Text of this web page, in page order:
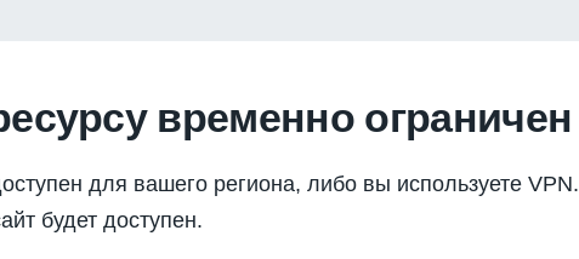
временно ограничен
для вашего региона, либо вы используете VPN.
будет доступен.